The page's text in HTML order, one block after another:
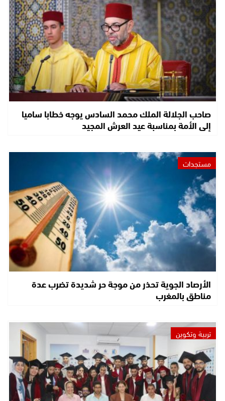
صاحب الجلالة الملك محمد السادس يوجه خطابا ساميا
إلى الأمة بمناسبة عيد العرش المجيد
مستجدات
الأرصاد الجوية تحذر من موجة حر شديدة تضرب عدة
مناطق بالمغرب
تربية وتكوين